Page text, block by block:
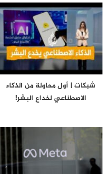
شبكات | أول محاولة من الذكاء
الاصطناعي لخداع البشر!